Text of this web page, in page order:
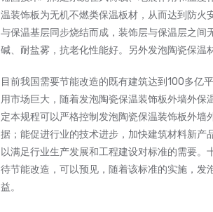
温装饰板为无机不燃类保温板材，从而达到防
与保温基层同步烧结而成，装饰层与保温层之
碱、耐盐雾，抗老化性能好。另外发泡陶瓷保
目前我国需要节能改造的既有建筑达到100多亿
用市场巨大，随着发泡陶瓷保温装饰板外墙外
定本规程可以严格控制发泡陶瓷保温装饰板外
据；能促进行业的技术进步，加快建筑材料新
以满足行业生产发展和工程建设对标准的需要
待节能改造，可以预见，随着该标准的实施，
益。